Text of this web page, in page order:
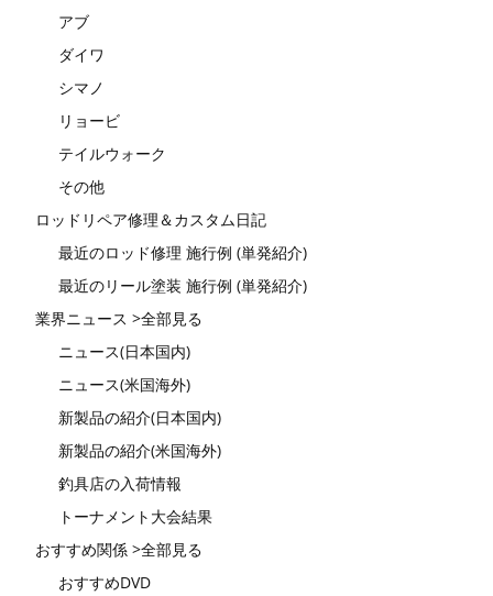
アブ
ダイワ
シマノ
リョービ
テイルウォーク
その他
ロッドリペア修理＆カスタム日記
最近のロッド修理 施行例 (単発紹介)
最近のリール塗装 施行例 (単発紹介)
業界ニュース >全部見る
ニュース(日本国内)
ニュース(米国海外)
新製品の紹介(日本国内)
新製品の紹介(米国海外)
釣具店の入荷情報
トーナメント大会結果
おすすめ関係 >全部見る
おすすめDVD